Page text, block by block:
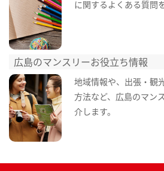
に関するよくある質問
広島のマンスリーお役立ち情報
地域情報や、出張・観
方法など、広島のマン
介します。